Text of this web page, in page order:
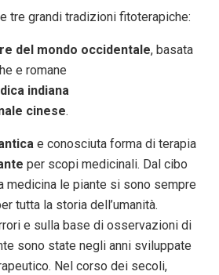
tre grandi tradizioni fitoterapiche:
del mondo occidentale, basata
e romane
indiana
cinese.
e conosciuta forma di terapia
per scopi medicinali. Dal cibo
medicina le piante si sono sempre
tutta la storia dell’umanità.
e sulla base di osservazioni di
sono state negli anni sviluppate
Nel corso dei secoli,